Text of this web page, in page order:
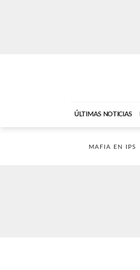
ÚLTIMAS NOTICIAS
MAFIA EN IPS